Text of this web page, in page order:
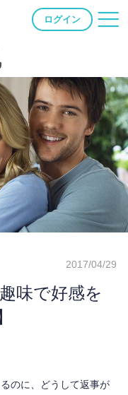
ログイン
2017/04/29
味で好感を
のに、どうして返事が